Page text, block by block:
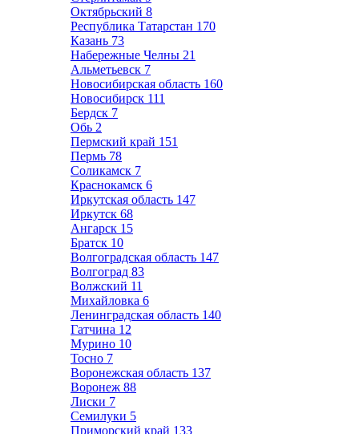
Октябрьский 8
Республика Татарстан 170
Казань 73
Набережные Челны 21
Альметьевск 7
Новосибирская область 160
Новосибирск 111
Бердск 7
Обь 2
Пермский край 151
Пермь 78
Соликамск 7
Краснокамск 6
Иркутская область 147
Иркутск 68
Ангарск 15
Братск 10
Волгоградская область 147
Волгоград 83
Волжский 11
Михайловка 6
Ленинградская область 140
Гатчина 12
Мурино 10
Тосно 7
Воронежская область 137
Воронеж 88
Лиски 7
Семилуки 5
Приморский край 133